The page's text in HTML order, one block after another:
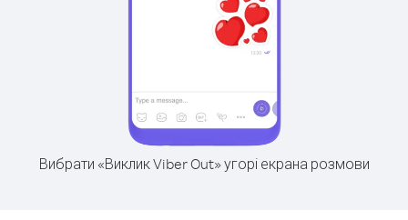
Вибрати «Виклик Viber Out» угорі екрана розмови